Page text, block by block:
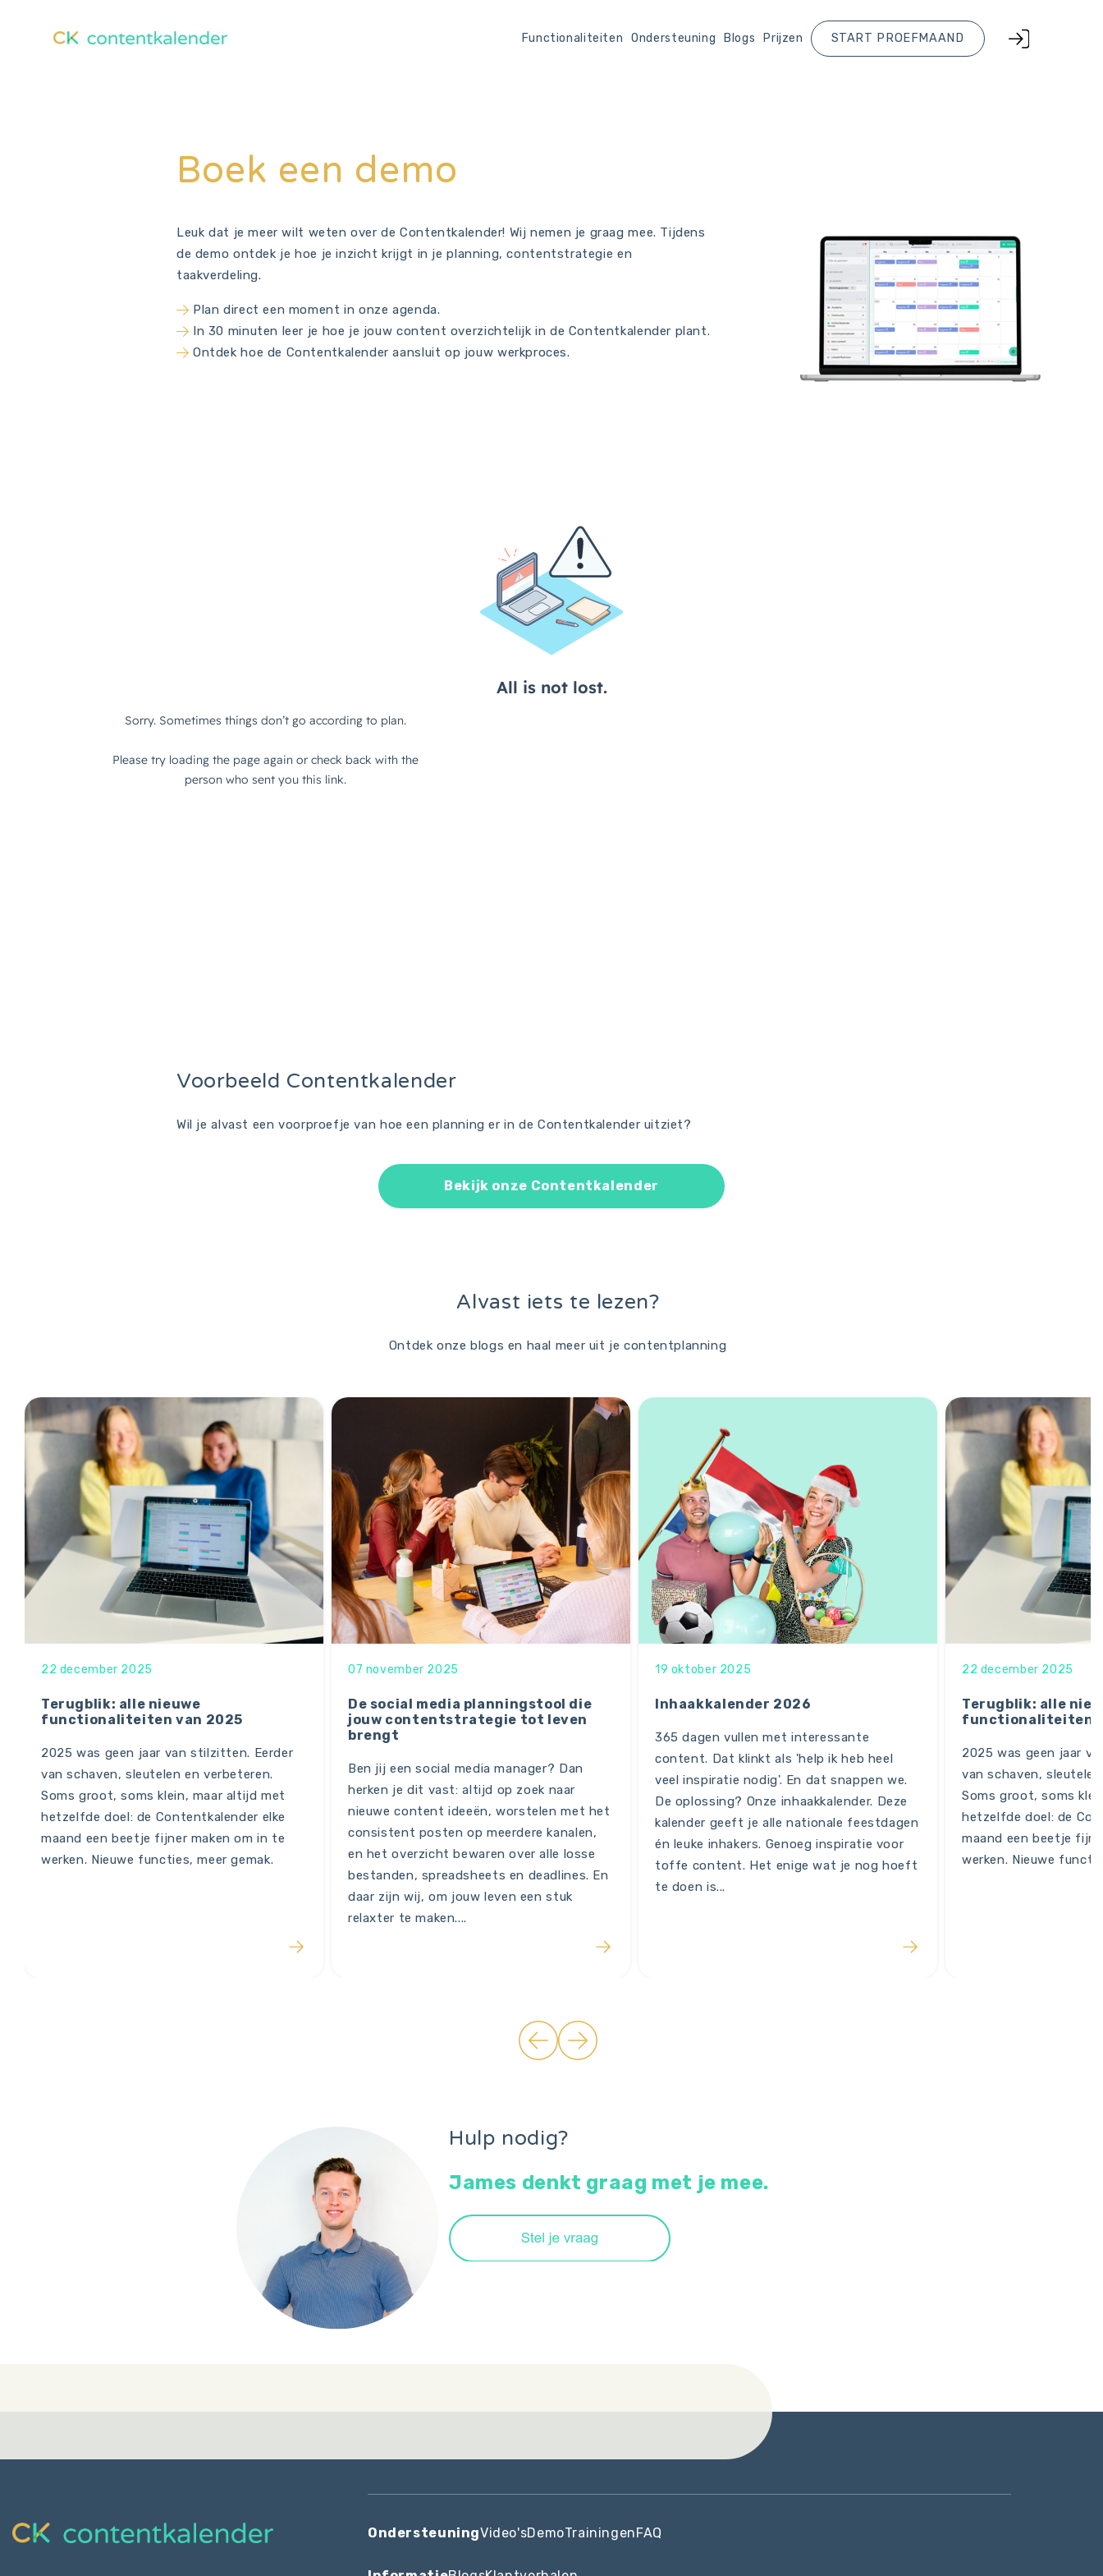
Functionaliteiten Ondersteuning Blogs Prijzen START PROEFMAAND
Boek een demo
Leuk dat je meer wilt weten over de Contentkalender! Wij nemen je graag mee. Tijdens
de demo ontdek je hoe je inzicht krijgt in je planning, contentstrategie en
taakverdeling.
Plan direct een moment in onze agenda.
In 30 minuten leer je hoe je jouw content overzichtelijk in de Contentkalender plant.
Ontdek hoe de Contentkalender aansluit op jouw werkproces.
Voorbeeld Contentkalender
Wil je alvast een voorproefje van hoe een planning er in de Contentkalender uitziet?
Bekijk onze Contentkalender
Alvast iets te lezen?
Ontdek onze blogs en haal meer uit je contentplanning
22 december 2025
Terugblik: alle nieuwe
functionaliteiten van 2025
2025 was geen jaar van stilzitten. Eerder
van schaven, sleutelen en verbeteren.
Soms groot, soms klein, maar altijd met
hetzelfde doel: de Contentkalender elke
maand een beetje fijner maken om in te
werken. Nieuwe functies, meer gemak.
07 november 2025
De social media planningstool die
jouw contentstrategie tot leven
brengt
Ben jij een social media manager? Dan
herken je dit vast: altijd op zoek naar
nieuwe content ideeën, worstelen met het
consistent posten op meerdere kanalen,
en het overzicht bewaren over alle losse
bestanden, spreadsheets en deadlines. En
daar zijn wij, om jouw leven een stuk
relaxter te maken....
19 oktober 2025
Inhaakkalender 2026
365 dagen vullen met interessante
content. Dat klinkt als 'help ik heb heel
veel inspiratie nodig'. En dat snappen we.
De oplossing? Onze inhaakkalender. Deze
kalender geeft je alle nationale feestdagen
én leuke inhakers. Genoeg inspiratie voor
toffe content. Het enige wat je nog hoeft
te doen is...
22 december 2025
Terugblik: alle
functionaliteiten
2025 was geen jaar
van schaven,
Soms groot, soms
hetzelfde doel: de
maand een beetje
werken. Nieuwe
Hulp nodig?
James denkt graag met je mee.
OndersteuningVideo'sDemoTrainingenFAQ